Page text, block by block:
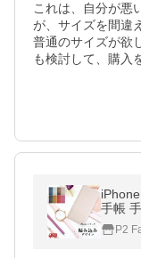
これは、自分が悪
が、サイズを間違
普通のサイズが欲
も検討して、購入
手帳
料 ス
革 レ
P2